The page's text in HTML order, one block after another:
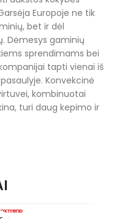
Europoje ne tik
bet ir dėl
Dėmesys gaminių
sprendimams bei
tapti vienai iš
Konvekcinė
kombinuotai
turi daug kepimo ir